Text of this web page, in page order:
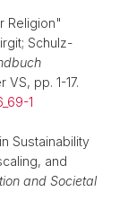
Religion"
Schulz-
pp. 1-17.
1
Sustainability
and
and Societal